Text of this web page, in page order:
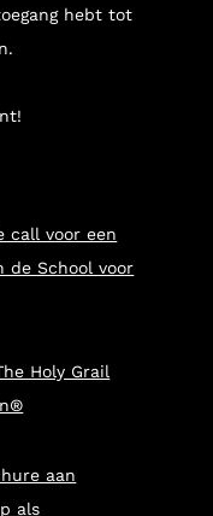
hebt tot
call voor een
de School voor
Holy Grail
aan
als